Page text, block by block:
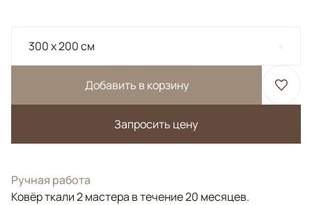
300 x 200 см
Добавить в корзину
Запросить цену
Ручная работа
Ковёр ткали 2 мастера в течение 20 месяцев.